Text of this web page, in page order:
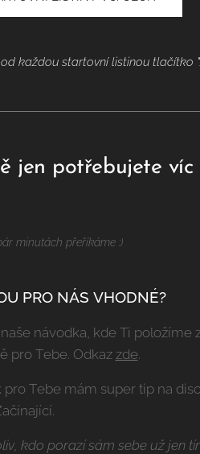
každou startovní listinou tlačítko
jen potřebujete víc
minutách přeříkáme :)
PRO NÁS VHODNÉ?
návodka, kde Ti položíme
pro Tebe. Odkaz zde.
Tebe mám super tip na
kdo porazí sám sebe už jen